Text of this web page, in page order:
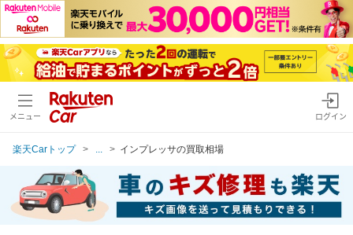
メニュー ログイン
楽天Carトップ インプレッサの買取相場